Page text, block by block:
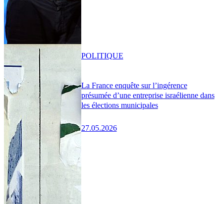
La France enquête sur l’ingérence
présumée d’une entreprise israélienne dans
les élections municipales
27.05.2026
POLITIQUE